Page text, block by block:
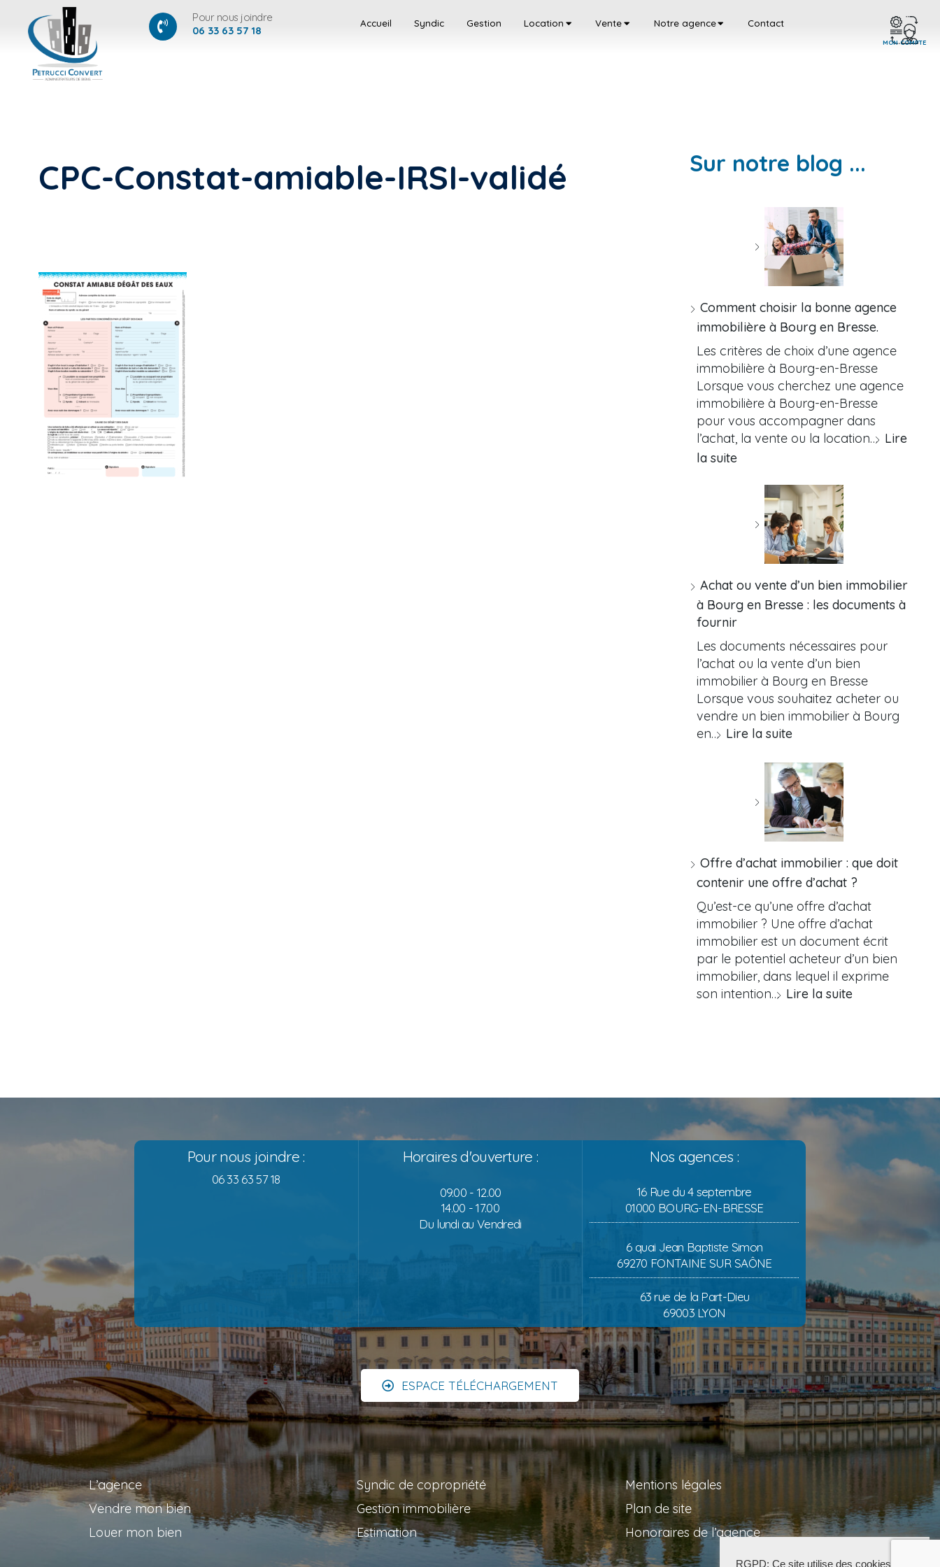
06 33 63 57 18
Pour nous joindre Accueil Syndic Gestion Location Vente Notre agence Contact
MON COMPTE
CPC-Constat-amiable-IRSI-validé Sur notre blog ...
Comment choisir la bonne agence
immobilière à Bourg en Bresse.
Les critères de choix d’une agence
immobilière à Bourg-en-Bresse
Lorsque vous cherchez une agence
immobilière à Bourg-en-Bresse
pour vous accompagner dans
l’achat, la vente ou la location… Lire
la suite
Achat ou vente d’un bien immobilier
à Bourg en Bresse : les documents à
fournir
Les documents nécessaires pour
l’achat ou la vente d’un bien
immobilier à Bourg en Bresse
Lorsque vous souhaitez acheter ou
vendre un bien immobilier à Bourg
en… Lire la suite
Offre d’achat immobilier : que doit
contenir une offre d’achat ?
Qu’est-ce qu’une offre d’achat
immobilier ? Une offre d’achat
immobilier est un document écrit
par le potentiel acheteur d’un bien
immobilier, dans lequel il exprime
son intention… Lire la suite
Pour nous joindre :
06 33 63 57 18
Horaires d'ouverture :
09.00 - 12.00
14.00 - 17.00
Du lundi au Vendredi
Nos agences :
16 Rue du 4 septembre
01000 BOURG-EN-BRESSE
6 quai Jean Baptiste Simon
69270 FONTAINE SUR SAÔNE
63 rue de la Part-Dieu
69003 LYON
ESPACE TÉLÉCHARGEMENT
L’agence
Vendre mon bien
Louer mon bien
Syndic de copropriété
Gestion immobilière
Estimation
Mentions légales
Plan de site
Honoraires de l’agence
RGPD: Ce site utilise des cookies pour